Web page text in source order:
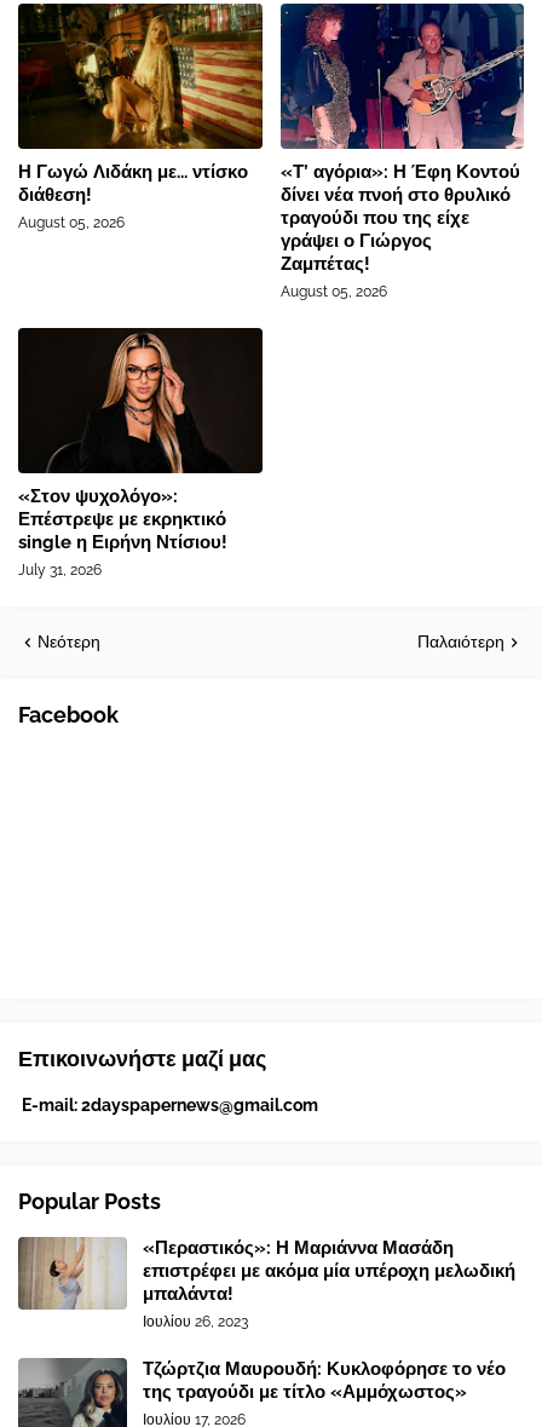
Η Γωγώ Λιδάκη με... ντίσκο
διάθεση!
August 05, 2026
«Τ’ αγόρια»: Η Έφη Κοντού
δίνει νέα πνοή στο θρυλικό
τραγούδι που της είχε
γράψει ο Γιώργος
Ζαμπέτας!
August 05, 2026
«Στον ψυχολόγο»:
Επέστρεψε με εκρηκτικό
single η Ειρήνη Ντίσιου!
July 31, 2026
Νεότερη Παλαιότερη
Facebook
Επικοινωνήστε μαζί μας
E-mail:2dayspapernews@gmail.com
Popular Posts
«Περαστικός»: Η Μαριάννα Μασάδη
επιστρέφει με ακόμα μία υπέροχη μελωδική
μπαλάντα!
Ιουλίου 26, 2023
Τζώρτζια Μαυρουδή: Κυκλοφόρησε το νέο
της τραγούδι με τίτλο «Αμμόχωστος»
Ιουλίου 17, 2026